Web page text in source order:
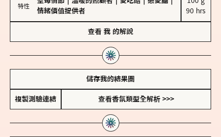
特性
情緒價值提供者
90 hrs
查看 我 的解說
儲存我的結果圖
複製測驗連結 查看香氛類型全解析 >>>